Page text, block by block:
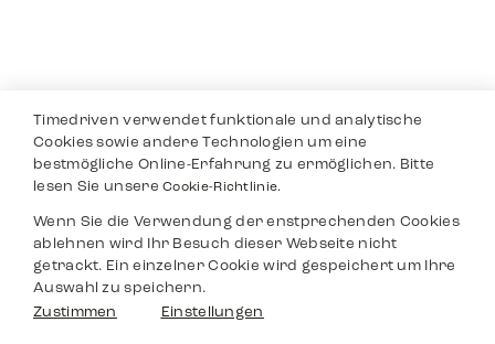
Timedriven verwendet funktionale und analytische
Cookies sowie andere Technologien um eine
bestmögliche Online-Erfahrung zu ermöglichen. Bitte
lesen Sie unsereCookie-Richtlinie.
Wenn Sie die Verwendung der enstprechenden Cookies
ablehnen wird Ihr Besuch dieser Webseite nicht
getrackt. Ein einzelner Cookie wird gespeichert um Ihre
Auswahl zu speichern.
Zustimmen
Einstellungen